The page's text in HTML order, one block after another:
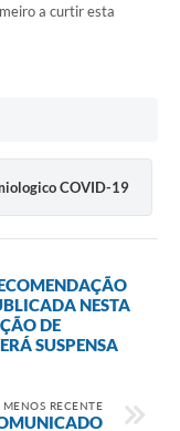
a curtir esta
COVID-19
NESTA
DE
SUSPENSA
RECENTE